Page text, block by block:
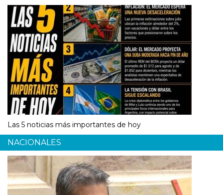
Las 5 noticias más importantes de hoy
NACIONALES